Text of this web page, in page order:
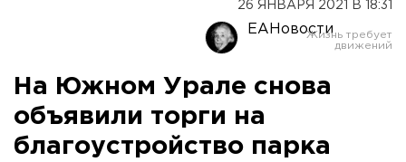
26 ЯНВАРЯ 2021 В 18:31
ЕАНовости
На Южном Урале снова
объявили торги на
благоустройство парка